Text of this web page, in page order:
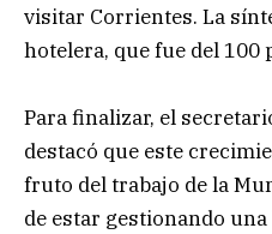
visitar Corrientes. La
hotelera, que fue del 100
Para finalizar, el
destacó que este
fruto del trabajo de la
de estar gestionando